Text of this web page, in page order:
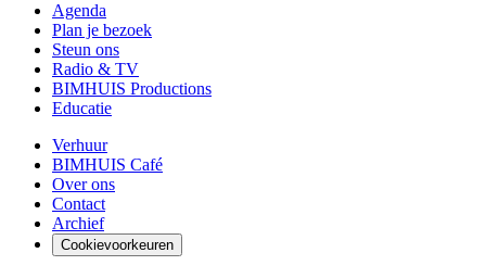
Agenda
Plan je bezoek
Steun ons
Radio & TV
BIMHUIS Productions
Educatie
Verhuur
BIMHUIS Café
Over ons
Contact
Archief
Cookievoorkeuren